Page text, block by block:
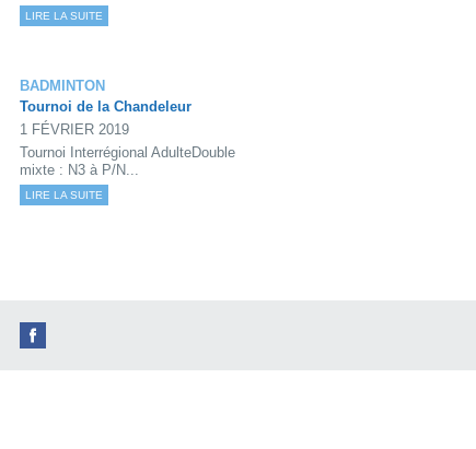
LIRE LA SUITE
BADMINTON
Tournoi de la Chandeleur
1 FÉVRIER 2019
Tournoi Interrégional AdulteDouble
mixte : N3 à P/N...
LIRE LA SUITE